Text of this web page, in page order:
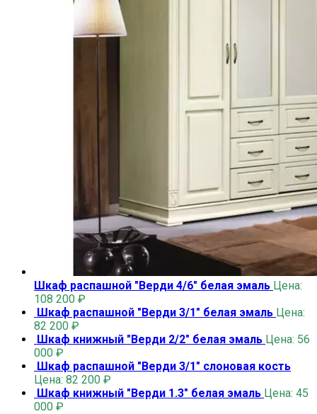
Шкаф распашной "Верди 4/6" белая эмаль Цена:
108 200 ₽
Шкаф распашной "Верди 3/1" белая эмаль Цена:
82 200 ₽
Шкаф книжный "Верди 2/2" белая эмаль Цена: 56
000 ₽
Шкаф распашной "Верди 3/1" слоновая кость
Цена: 82 200 ₽
Шкаф книжный "Верди 1.3" белая эмаль Цена: 45
000 ₽